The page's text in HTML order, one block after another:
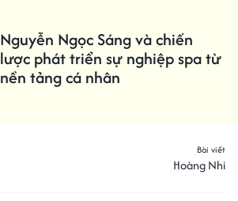
Nguyễn Ngọc Sáng và chiến
lược phát triển sự nghiệp spa từ
nền tảng cá nhân
Bài viết
Hoàng Nhi